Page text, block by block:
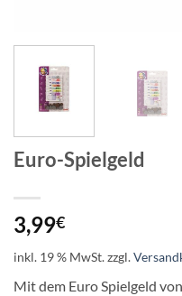
Euro-Spielgeld
3,99€
inkl. 19 % MwSt.zzgl.
Mit dem Euro Spielgeld